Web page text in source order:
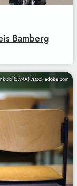
Bamberg
MAK/stock.adobe.com